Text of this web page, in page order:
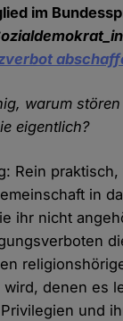
im
warum
eigentlich?
Rein
in
ihr nicht
denen es
und